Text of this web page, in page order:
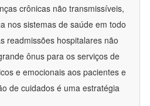
crônicas não transmissíveis,
nos sistemas de saúde em todo
readmissões hospitalares não
ônus para os serviços de
e emocionais aos pacientes e
de cuidados é uma estratégia